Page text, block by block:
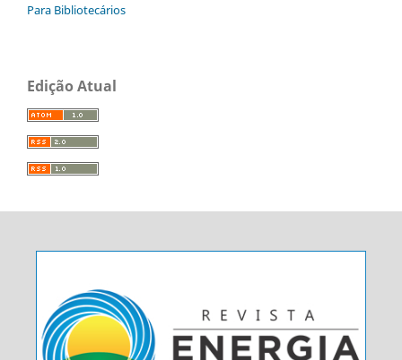
Para Bibliotecários
Edição Atual